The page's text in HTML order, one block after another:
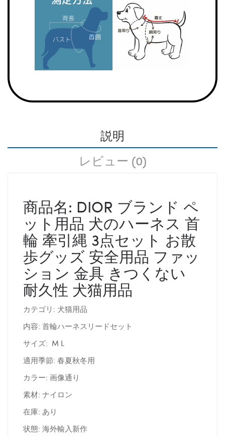
説明
レビュー (0)
商品名: DIOR ブランド ペ
ット用品 犬のハーネス 首
輪 牽引縄 3点セット お散
歩グッズ 安全用品 ファッ
ション 金具 きつくない
耐久性 犬猫用品
カテゴリ: 犬猫用品
内容: 首輪ハーネスリードセット
サイズ: M L
適用季節: 春夏秋冬用
カラー: 画像通り
素材: ナイロン
在庫: あり
状態: 海外輸入新作